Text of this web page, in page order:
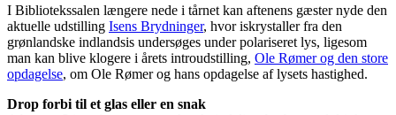
I Bibliotekssalen længere nede i tårnet kan aftenens gæster nyde den
aktuelle udstilling Isens Brydninger, hvor iskrystaller fra den
grønlandske indlandsis undersøges under polariseret lys, ligesom
man kan blive klogere i årets introudstilling, Ole Rømer og den store
opdagelse, om Ole Rømer og hans opdagelse af lysets hastighed.
Drop forbi til et glas eller en snak